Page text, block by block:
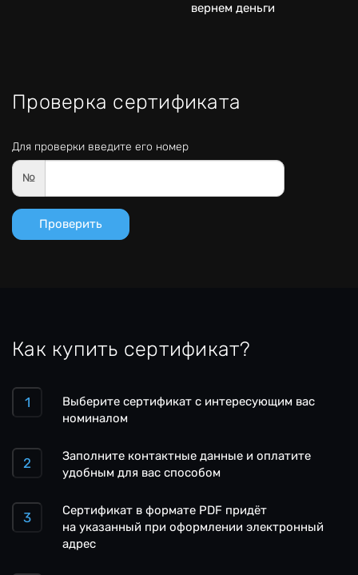
вернем деньги
Проверка сертификата
Для проверки введите его номер
№
Как купить сертификат?
Выберите сертификат с интересующим вас
номиналом
Заполните контактные данные и оплатите
удобным для вас способом
Сертификат в формате PDF придёт
на указанный при оформлении электронный
адрес